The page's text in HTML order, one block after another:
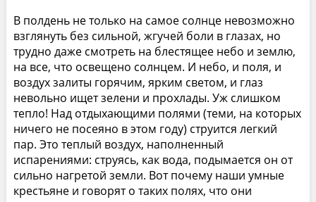
В полдень не только на самое солнце невозможно
взглянуть без сильной, жгучей боли в глазах, но
трудно даже смотреть на блестящее небо и землю,
на все, что освещено солнцем. И небо, и поля, и
воздух залиты горячим, ярким светом, и глаз
невольно ищет зелени и прохлады. Уж слишком
тепло! Над отдыхающими полями (теми, на которых
ничего не посеяно в этом году) струится легкий
пар. Это теплый воздух, наполненный
испарениями: струясь, как вода, подымается он от
сильно нагретой земли. Вот почему наши умные
крестьяне и говорят о таких полях, что они